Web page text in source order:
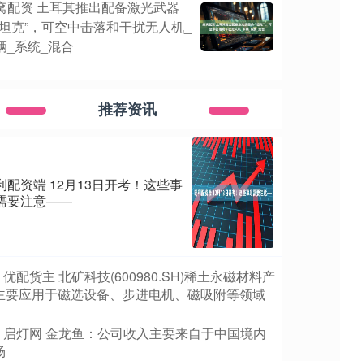
配资 土耳其推出配备激光武器
克”，可空中击落和干扰无人机_
_系统_混合
推荐资讯
配资端 12月13日开考！这些事
要注意——
​优配货主 北矿科技(600980.SH)稀土永磁材料产
要应用于磁选设备、步进电机、磁吸附等领域
​启灯网 金龙鱼：公司收入主要来自于中国境内